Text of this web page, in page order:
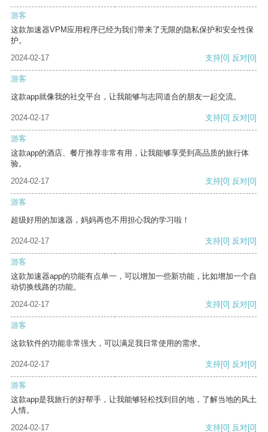
游客
这款加速器VPM应用程序已经为我们带来了无限的隐私保护和安全性保
护。
2024-02-17
支持[0] 反对[0]
游客
这款app就像我的社交平台，让我能够与志同道合的朋友一起交流。
2024-02-17 支持[0] 反对[0]
游客
这款app的酒店、餐厅推荐非常有用，让我能够享受到高品质的旅行体
验。
2024-02-17
支持[0] 反对[0]
游客
超级好用的加速器，妈妈再也不用担心我的学习啦！
2024-02-17 支持[0] 反对[0]
游客
这款加速器app的功能有点单一，可以增加一些新功能，比如增加一个自
动切换线路的功能。
2024-02-17
支持[0] 反对[0]
游客
这款软件的功能非常强大，可以满足我日常使用的需求。
2024-02-17 支持[0] 反对[0]
游客
这款app是我旅行的好帮手，让我能够轻松找到目的地，了解当地的风土
人情。
2024-02-17
支持[0] 反对[0]